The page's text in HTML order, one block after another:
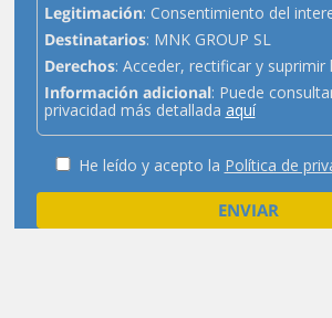
Legitimación: Consentimiento del
Destinatarios: MNK GROUP SL
Derechos: Acceder, rectificar y suprimir
Información adicional: Puede
privacidad más detallada aquí
He leído y acepto la Política de